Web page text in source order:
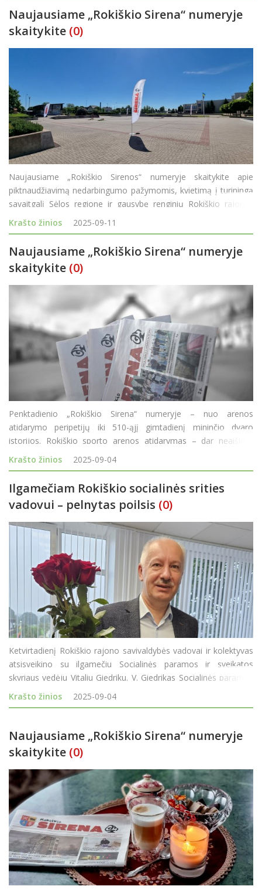
Naujausiame „Rokiškio Sirena“ numeryje
skaitykite (0)
Naujausiame „Rokiškio Sirenos“ numeryje skaitykite apie
piktnaudžiavimą nedarbingumo pažymomis, kvietimą į turiningą
savaitgalį Sėlos regione ir gausybę renginių Rokiškio rajone.
Pagrindinės temos: Piktnaudžiavimas nedarbingumu: Straipsnyje
gilinamasi į problemą,
Krašto žinios 2025-09-11
Naujausiame „Rokiškio Sirena“ numeryje
skaitykite (0)
Penktadienio „Rokiškio Sirena“ numeryje – nuo arenos
atidarymo peripetijų iki 510-ąjį gimtadienį mininčio dvaro
istorijos. Rokiškio sporto arenos atidarymas – dar neaiškus.
Nors Rokiškio rajono kūno kultūros ir sporto centras paskelbė
datą, sav
Krašto žinios 2025-09-04
Ilgamečiam Rokiškio socialinės srities
vadovui – pelnytas poilsis (0)
Ketvirtadienį Rokiškio rajono savivaldybės vadovai ir kolektyvas
atsisveikino su ilgamečiu Socialinės paramos ir sveikatos
skyriaus vedėju Vitaliu Giedriku. V. Giedrikas Socialinės paramos
ir sveikatos skyriui vadovavo 28-erius metus ir, sulaukęs
pensinio amžiaus, tarnybą paliko. Rajon
Krašto žinios 2025-09-04
Naujausiame „Rokiškio Sirena“ numeryje
skaitykite (0)